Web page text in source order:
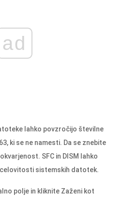
ad
lahko povzročijo številne
ki se ne namesti. Da se znebite
SFC in DISM lahko
sistemskih datotek.
polje in kliknite Zaženi kot